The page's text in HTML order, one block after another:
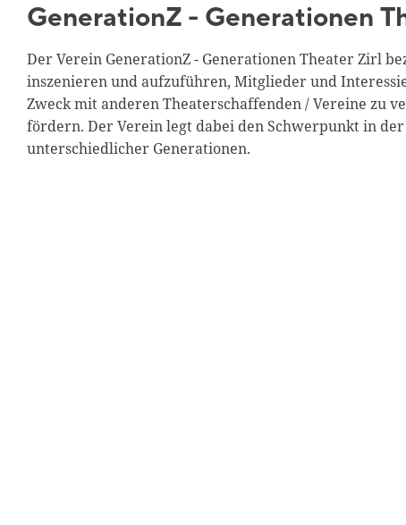
GenerationZ - Generationen
Der Verein GenerationZ - Generationen Theater Zirl
inszenieren und aufzuführen, Mitglieder und
Zweck mit anderen Theaterschaffenden / Vereine zu
fördern. Der Verein legt dabei den Schwerpunkt in
unterschiedlicher Generationen.